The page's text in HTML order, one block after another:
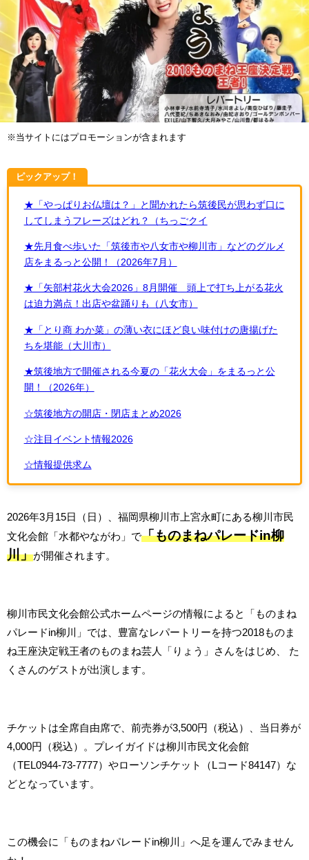
※当サイトにはプロモーションが含まれます
ピックアップ！
★「やっぱりお仏壇は？」と聞かれたら筑後民が思わず口に
してしまうフレーズはどれ？（ちっごクイ
★先月食べ歩いた「筑後市や八女市や柳川市」などのグルメ
店をまるっと公開！（2026年7月）
★「矢部村花火大会2026」8月開催 頭上で打ち上がる花火
は迫力満点！出店や盆踊りも（八女市）
★「とり商 わか菜」の薄い衣にほど良い味付けの唐揚げた
ちを堪能（大川市）
★筑後地方で開催される今夏の「花火大会」をまるっと公
開！（2026年）
☆筑後地方の開店・閉店まとめ2026
☆注目イベント情報2026
☆情報提供求ム
2026年3月15日（日）、福岡県柳川市上宮永町にある柳川市民
文化会館「水都やながわ」で「ものまねパレードin柳
川」が開催されます。
柳川市民文化会館公式ホームページの情報によると「ものまね
パレードin柳川」では、豊富なレパートリーを持つ2018ものま
ね王座決定戦王者のものまね芸人「りょう」さんをはじめ、 た
くさんのゲストが出演します。
チケットは全席自由席で、前売券が3,500円（税込）、当日券が
4,000円（税込）。プレイガイドは柳川市民文化会館
（TEL0944-73-7777）やローソンチケット（Lコード84147）な
どとなっています。
この機会に「ものまねパレードin柳川」へ足を運んでみません